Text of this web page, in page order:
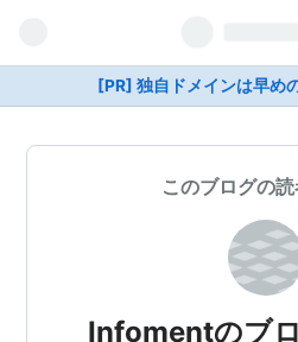
[PR] 独自ドメインは早め
このブログの
Infomentのブ